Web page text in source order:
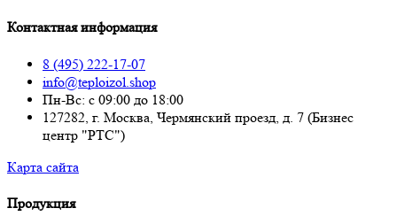
Контактная информация
8 (495) 222-17-07
info@teploizol.shop
Пн-Вс: с 09:00 до 18:00
127282, г. Москва, Чермянский проезд, д. 7 (Бизнес
центр "РТС")
Карта сайта
Продукция